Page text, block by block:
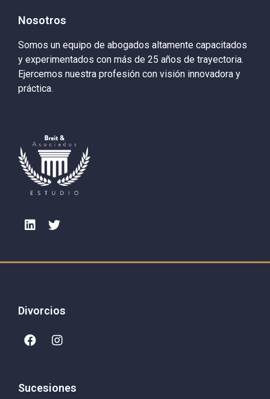
Nosotros
Somos un equipo de abogados altamente capacitados
y experimentados con más de 25 años de trayectoria.
Ejercemos nuestra profesión con visión innovadora y
práctica.
Divorcios
Sucesiones